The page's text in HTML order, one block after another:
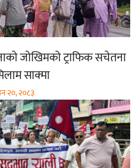
जोखिमको ट्राफिक सचेतना
साक्मा
२०, २०८३